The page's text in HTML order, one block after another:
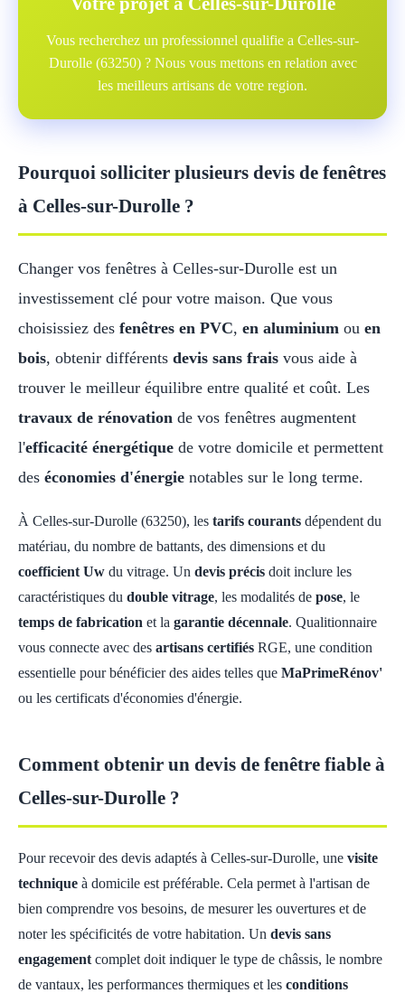
Vous recherchez un professionnel qualifie a Celles-sur-
Durolle (63250) ? Nous vous mettons en relation avec
les meilleurs artisans de votre region.
Pourquoi solliciter plusieurs devis de fenêtres
à Celles-sur-Durolle ?
Changer vos fenêtres à Celles-sur-Durolle est un
investissement clé pour votre maison. Que vous
choisissiez des fenêtres en PVC, en aluminium ou en
bois, obtenir différents devis sans frais vous aide à
trouver le meilleur équilibre entre qualité et coût. Les
travaux de rénovation de vos fenêtres augmentent
l'efficacité énergétique de votre domicile et permettent
des économies d'énergie notables sur le long terme.
À Celles-sur-Durolle (63250), les tarifs courants dépendent du
matériau, du nombre de battants, des dimensions et du
coefficient Uw du vitrage. Un devis précis doit inclure les
caractéristiques du double vitrage, les modalités de pose, le
temps de fabrication et la garantie décennale. Qualitionnaire
vous connecte avec des artisans certifiés RGE, une condition
essentielle pour bénéficier des aides telles que MaPrimeRénov'
ou les certificats d'économies d'énergie.
Comment obtenir un devis de fenêtre fiable à
Celles-sur-Durolle ?
Pour recevoir des devis adaptés à Celles-sur-Durolle, une visite
technique à domicile est préférable. Cela permet à l'artisan de
bien comprendre vos besoins, de mesurer les ouvertures et de
noter les spécificités de votre habitation. Un devis sans
engagement complet doit indiquer le type de châssis, le nombre
de vantaux, les performances thermiques et les conditions